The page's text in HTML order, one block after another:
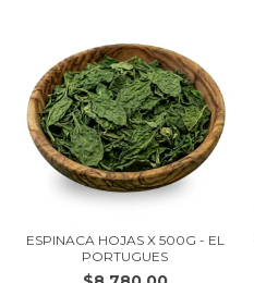
ESPINACA HOJAS X 500G - EL
PORTUGUES